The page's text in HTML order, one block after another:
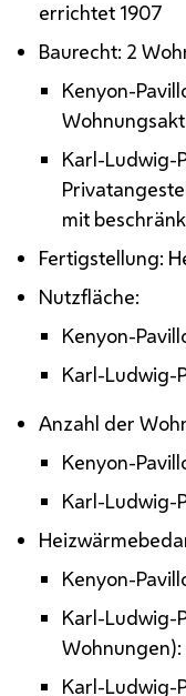
errichtet 1907
Baurecht: 2
Kenyon-
Karl-Ludwig-
mit
Fertigstellung:
Nutzfläche:
Kenyon-
Karl-Ludwig-
Anzahl der
Kenyon-
Karl-Ludwig-
Kenyon-
Karl-Ludwig-
Karl-Ludwig-